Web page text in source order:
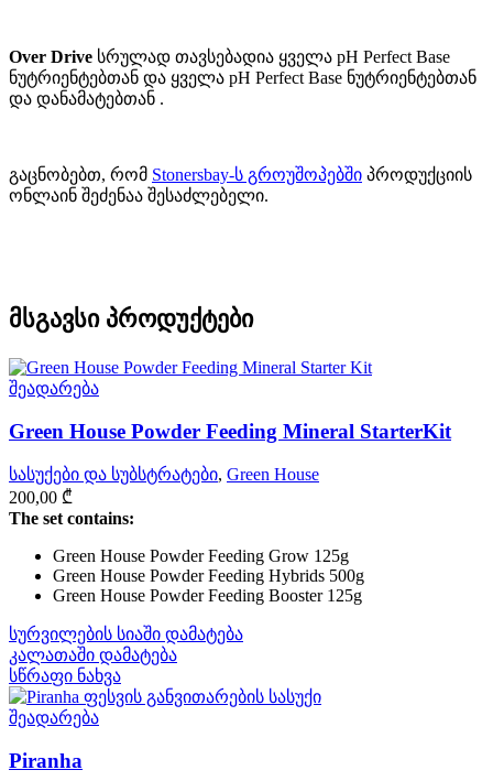
Over Drive სრულად თავსებადია ყველა pH Perfect Base
ნუტრიენტებთან და ყველა pH Perfect Base ნუტრიენტებთან
და დანამატებთან .
გაცნობებთ, რომ Stonersbay-ს გროუშოპებში პროდუქციის
ონლაინ შეძენაა შესაძლებელი.
მსგავსი პროდუქტები
შეადარება
Green House Powder Feeding Mineral StarterKit
სასუქები და სუბსტრატები, Green House
200,00 ₾
The set contains:
Green House Powder Feeding Grow 125g
Green House Powder Feeding Hybrids 500g
Green House Powder Feeding Booster 125g
სურვილების სიაში დამატება
კალათაში დამატება
სწრაფი ნახვა
შეადარება
Piranha